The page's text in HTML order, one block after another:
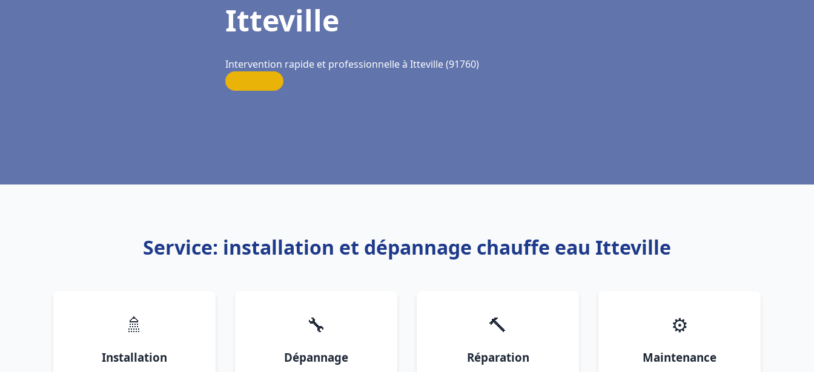
Itteville
Intervention rapide et professionnelle à Itteville (91760)
Service: installation et dépannage chauffe eau Itteville
🚿
Installation
🔧
Dépannage
🔨
Réparation
⚙️
Maintenance